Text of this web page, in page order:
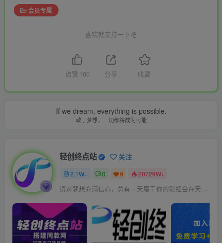
会员专属
喜欢就支持一下吧
点赞 160 分享 收藏
If we dream, everything is possible.
敢于梦想，一切都将成为可能
轻创终点站 关注
2.1W+ 0 9 20729W+
请对梦想充满信心，总有一天属于你的彩虹会在天空微笑